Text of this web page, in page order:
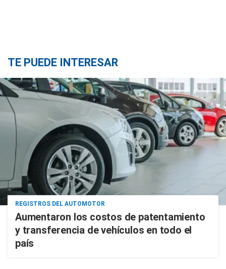
TE PUEDE INTERESAR
REGISTROS DEL AUTOMOTOR
Aumentaron los costos de patentamiento
y transferencia de vehículos en todo el
país